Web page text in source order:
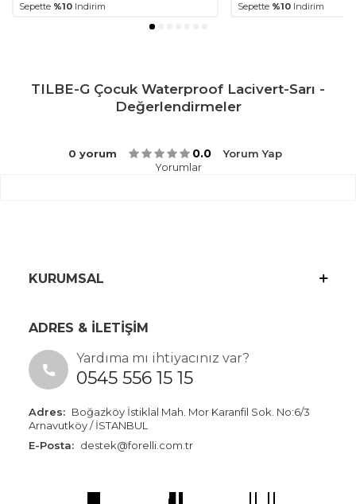
Sepette %10Indirim Sepette %10Indirim
TILBE-G Çocuk Waterproof Lacivert-Sarı -
Değerlendirmeler
0 yorum 0.0
Yorum Yap
Yorumlar
KURUMSAL
ADRES & İLETİŞİM
Yardıma mı ihtiyacınız var?
0545 556 15 15
Adres: Boğazköy İstiklal Mah. Mor Karanfil Sok. No:6/3
Arnavutköy / İSTANBUL
E-Posta: destek@forelli.com.tr